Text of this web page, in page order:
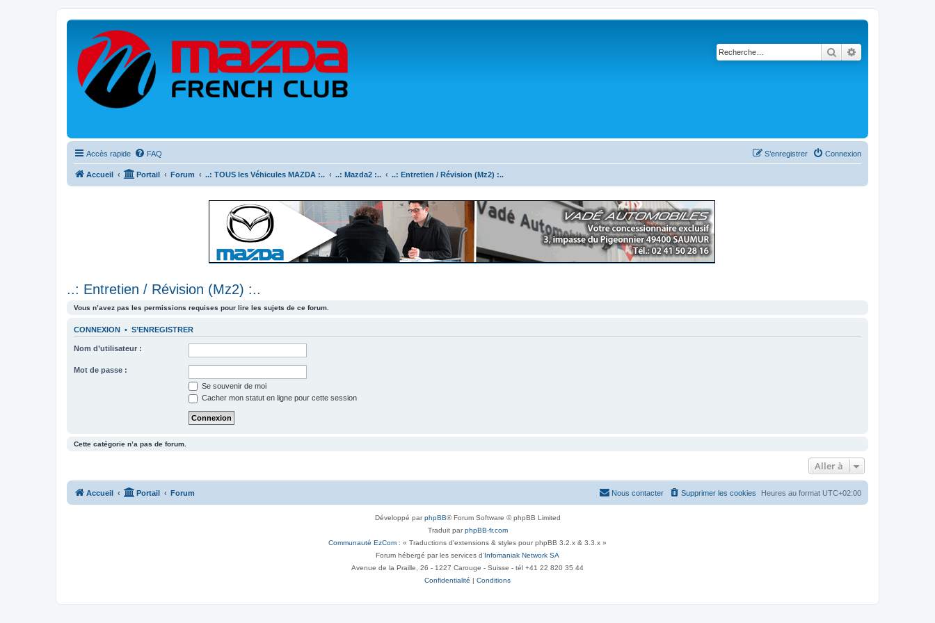
Rechercher
Accès rapide FAQ Connexion
S’enregistrer
Accueil Portail Forum ..: TOUS les Véhicules MAZDA :.. ..: Mazda2 :.. ..: Entretien / Révision (Mz2) :..
..: Entretien / Révision (Mz2) :..
Vous n’avez pas les permissions requises pour lire les sujets de ce forum.
CONNEXION • S’ENREGISTRER
Nom d’utilisateur :
Mot de passe :
Se souvenir de moi
Cacher mon statut en ligne pour cette session
Cette catégorie n’a pas de forum.
Aller à
Accueil Portail Forum Heures au format UTC+02:00
Supprimer les cookies
Nous contacter
Développé parphpBB® Forum Software © phpBB Limited
Traduit parphpBB-fr.com
Communauté EzCom : « Traductions d'extensions & styles pour phpBB 3.2.x & 3.3.x »
Forum hébergé par les services d’Infomaniak Network SA
Avenue de la Praille, 26 - 1227 Carouge - Suisse - tél +41 22 820 35 44
Confidentialité | Conditions